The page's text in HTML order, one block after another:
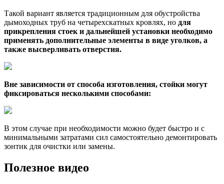
Такой вариант является традиционным для обустройства
дымоходных труб на четырехскатных кровлях, но для
прикрепления стоек и дальнейшей установки необходимо
применять дополнительные элементы в виде уголков, а
также высверливать отверстия.
Вне зависимости от способа изготовления, стойки могут
фиксироваться несколькими способами:
В этом случае при необходимости можно будет быстро и с
минимальными затратами сил самостоятельно демонтировать
зонтик для очистки или замены.
Полезное видео